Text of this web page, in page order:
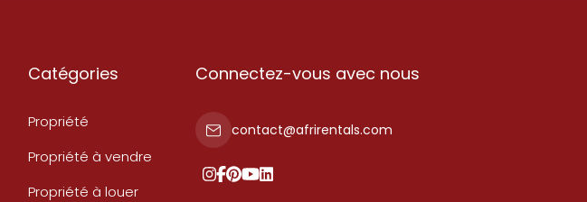
Catégories
Propriété
Propriété à vendre
Propriété à louer
Connectez-vous avec nous
contact@afrirentals.com